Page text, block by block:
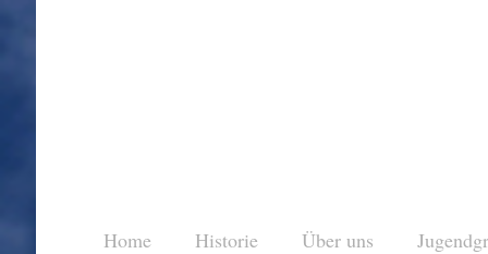
Home Historie Über uns